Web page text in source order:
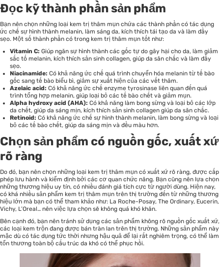
Đọc kỹ thành phần sản phẩm
Bạn nên chọn những loại kem trị thâm mụn chứa các thành phần có tác dụng
ức chế sự hình thành melanin, làm sáng da, kích thích tái tạo da và làm đầy
sẹo. Một số thành phần có trong kem trị thâm mụn tốt như:
Vitamin C: Giúp ngăn sự hình thành các gốc tự do gây hại cho da, làm giảm
sắc tố melanin, kích thích sản sinh collagen, giúp da săn chắc và làm đầy
sẹo.
Niacinamide: Có khả năng ức chế quá trình chuyển hóa melanin từ tế bào
gốc sang tế bào biểu bì, giảm sự xuất hiện của các vết thâm.
Azelaic acid: Có khả năng ức chế enzyme tyrosinase liên quan đến quá
trình tổng hợp melanin, giúp loại bỏ các tế bào chết và giảm mụn.
Alpha hydroxy acid (AHA): Có khả năng làm bong sừng và loại bỏ các lớp
da chết, giúp da sáng mịn, kích thích sản sinh collagen giúp da săn chắc.
Retinoid: Có khả năng ức chế sự hình thành melanin, làm bong sừng và loại
bỏ các tế bào chết, giúp da sáng mịn và đều màu hơn.
Chọn sản phẩm có nguồn gốc, xuất xứ
rõ ràng
Do đó, bạn nên chọn những loại kem trị thâm mụn có xuất xứ rõ ràng, được cấp
phép lưu hành và kiểm định bởi các cơ quan chức năng. Bạn cũng nên lựa chọn
những thương hiệu uy tín, có nhiều đánh giá tích cực từ người dùng. Hiện nay,
có khá nhiều sản phẩm kem trị thâm mụn trên thị trường đến từ những thương
hiệu lớn mà bạn có thể tham khảo như: La Roche-Posay, The Ordinary, Eucerin,
Vichy, L’Oreal… nên việc lựa chọn sẽ không quá khó khăn.
Bên cạnh đó, bạn nên tránh sử dụng các sản phẩm không rõ nguồn gốc xuất xứ,
các loại kem trộn đang được bán tràn lan trên thị trường. Những sản phẩm này
mặc dù có tác dụng tức thời nhưng hậu quả để lại rất nghiêm trọng, có thể làm
tổn thương toàn bộ cấu trúc da khó có thể phục hồi.